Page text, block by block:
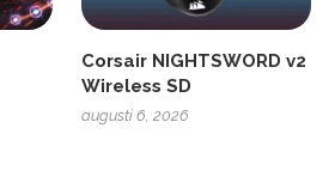
Corsair NIGHTSWORD v2
Wireless SD
augusti 6, 2026